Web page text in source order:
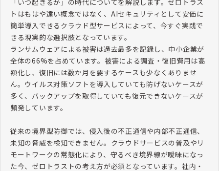
「いつ起きるか」の時代についてを解説します。ゼロトラス
トはもはや遠い概念ではなく、 AIセキュリティとして安価に
簡単導入できるクラウド型サービスによって、今すぐ実践で
きる現実的な選択肢となっています。
ランサムウェアによる被害は過去最多を記録し、中小企業が
全体の66%を占めています。被害による調査・復旧費用は高
額化し、復旧には数か月を要するケースも少なくありませ
ん。ウイルス対策ソフトを導入していても防げないケースが
多く、バックアップを取得していても復元できないケースが
頻発しています。
従来の境界型防御では、侵入後の不正通信や内部不正通信、
未知の脅威を検知できません。クラウドサービスの普及やリ
モートワークの常態化により、守るべき境界線が曖昧になっ
た今、ゼロトラストの考え方が必須となっています。社内・